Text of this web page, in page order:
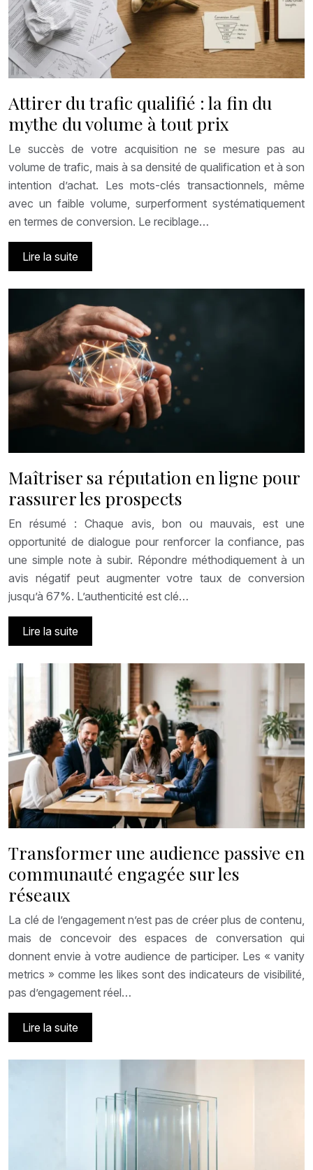
Attirer du trafic qualifié : la fin du
mythe du volume à tout prix
Le succès de votre acquisition ne se mesure pas au
volume de trafic, mais à sa densité de qualification et à son
intention d’achat. Les mots-clés transactionnels, même
avec un faible volume, surperforment systématiquement
en termes de conversion. Le reciblage…
Lire la suite
Maîtriser sa réputation en ligne pour
rassurer les prospects
En résumé : Chaque avis, bon ou mauvais, est une
opportunité de dialogue pour renforcer la confiance, pas
une simple note à subir. Répondre méthodiquement à un
avis négatif peut augmenter votre taux de conversion
jusqu’à 67%. L’authenticité est clé…
Lire la suite
Transformer une audience passive en
communauté engagée sur les
réseaux
La clé de l’engagement n’est pas de créer plus de contenu,
mais de concevoir des espaces de conversation qui
donnent envie à votre audience de participer. Les « vanity
metrics » comme les likes sont des indicateurs de visibilité,
pas d’engagement réel…
Lire la suite